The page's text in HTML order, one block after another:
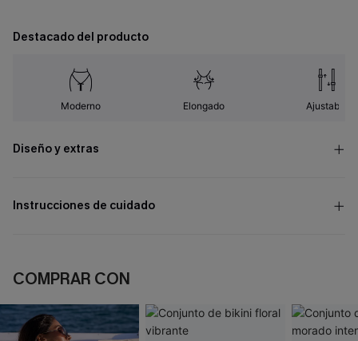
Destacado del producto
Moderno Elongado Ajustable
Diseño y extras
Instrucciones de cuidado
COMPRAR CON